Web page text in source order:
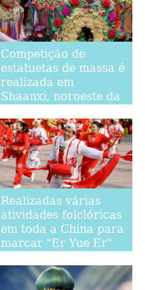
Competição de
estatuetas de massa é
realizada em
Shaanxi, noroeste da
Realizadas várias
atividades folclóricas
em toda a China para
marcar "Er Yue Er"